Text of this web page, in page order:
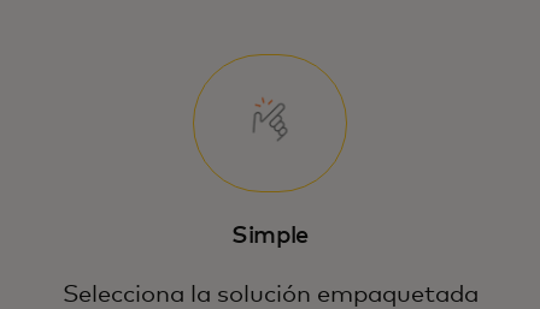
Simple
Selecciona la solución empaquetada